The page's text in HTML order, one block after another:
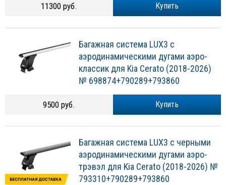
Купить
11300 руб.
Багажная система LUX3 с
аэродинамическими дугами аэро-
классик для Kia Cerato (2018-2026)
№ 698874+790289+793860
Купить
9500 руб.
Багажная система LUX3 с черными
аэродинамическими дугами аэро-
трэвэл для Kia Cerato (2018-2026) №
793310+790289+793860